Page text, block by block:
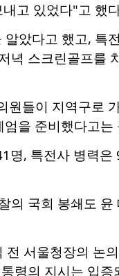
고 있었다"고 했
았다고 했고, 특
녁 스크린골프를
들이 지역구로
을 준비했다고
명, 특전사 병력
의 국회 봉쇄도 윤
서울청장의 논
령의 지시는 입